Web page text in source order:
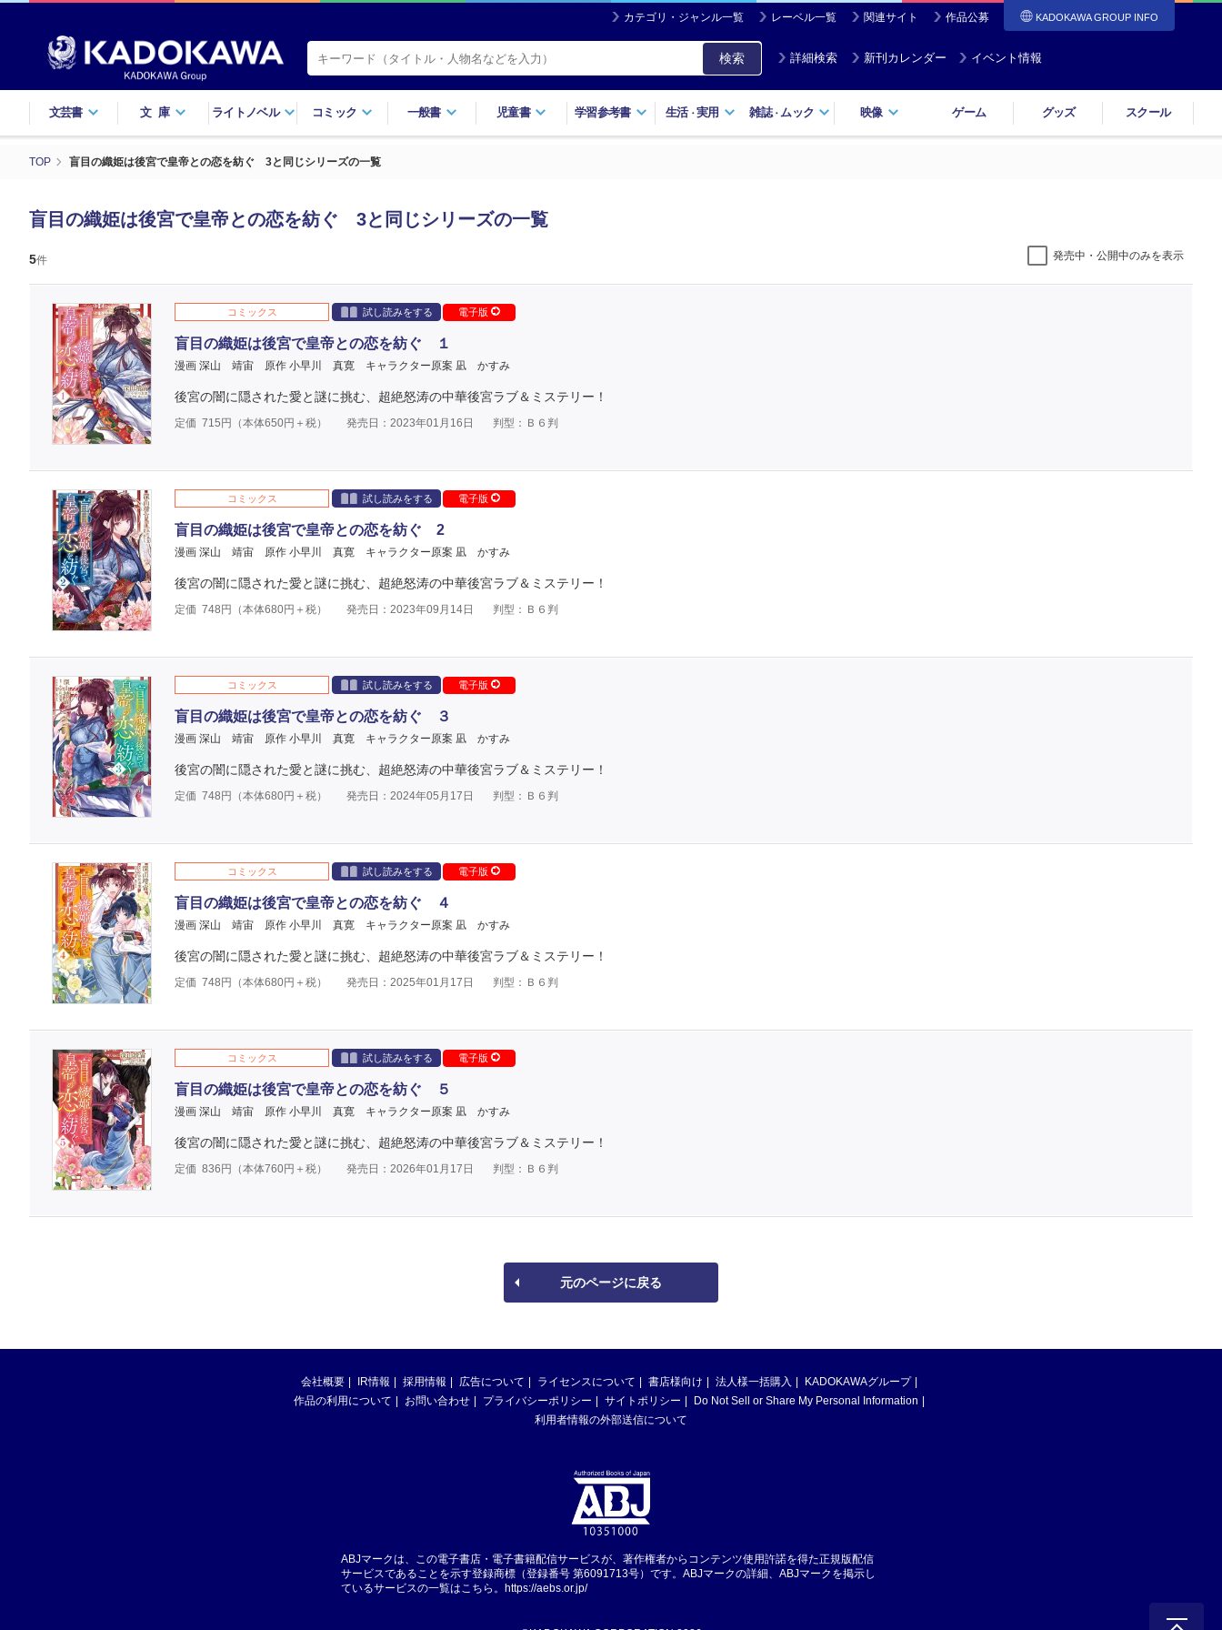
カテゴリ・ジャンル一覧 レーベル一覧 関連サイト 作品公募 KADOKAWA GROUP INFO
検索 詳細検索 新刊カレンダー イベント情報
文芸書 文庫 ライトノベル コミック 一般書 児童書 学習参考書 生活・実用 雑誌・ ムック 映像 ゲーム グッズ スクール
TOP 盲目の織姫は後宮で皇帝との恋を紡ぐ 3と同じシリーズの一覧
盲目の織姫は後宮で皇帝との恋を紡ぐ 3と同じシリーズの一覧
5件 発売中・公開中のみを表示
コミックス 試し読みをする 電子版
盲目の織姫は後宮で皇帝との恋を紡ぐ １
漫画 深山 靖宙 原作 小早川 真寛 キャラクター原案 凪 かすみ
後宮の闇に隠された愛と謎に挑む、超絶怒涛の中華後宮ラブ＆ミステリー！
定価 715 円（本体650円＋税） 発売日：2023年01月16日 判型：Ｂ６判
コミックス 試し読みをする 電子版
盲目の織姫は後宮で皇帝との恋を紡ぐ 2
漫画 深山 靖宙 原作 小早川 真寛 キャラクター原案 凪 かすみ
後宮の闇に隠された愛と謎に挑む、超絶怒涛の中華後宮ラブ＆ミステリー！
定価 748 円（本体680円＋税） 発売日：2023年09月14日 判型：Ｂ６判
コミックス 試し読みをする 電子版
盲目の織姫は後宮で皇帝との恋を紡ぐ ３
漫画 深山 靖宙 原作 小早川 真寛 キャラクター原案 凪 かすみ
後宮の闇に隠された愛と謎に挑む、超絶怒涛の中華後宮ラブ＆ミステリー！
定価 748 円（本体680円＋税） 発売日：2024年05月17日 判型：Ｂ６判
コミックス 試し読みをする 電子版
盲目の織姫は後宮で皇帝との恋を紡ぐ ４
漫画 深山 靖宙 原作 小早川 真寛 キャラクター原案 凪 かすみ
後宮の闇に隠された愛と謎に挑む、超絶怒涛の中華後宮ラブ＆ミステリー！
定価 748 円（本体680円＋税） 発売日：2025年01月17日 判型：Ｂ６判
コミックス 試し読みをする 電子版
盲目の織姫は後宮で皇帝との恋を紡ぐ ５
漫画 深山 靖宙 原作 小早川 真寛 キャラクター原案 凪 かすみ
後宮の闇に隠された愛と謎に挑む、超絶怒涛の中華後宮ラブ＆ミステリー！
定価 836 円（本体760円＋税） 発売日：2026年01月17日 判型：Ｂ６判
元のページに戻る
会社概要 IR情報 採用情報 広告について ライセンスについて 書店様向け 法人様一括購入
KADOKAWAグループ
作品の利用について
お問い合わせ プライバシーポリシー サイトポリシー
Do Not Sell or Share My Personal Information
利用者情報の外部送信について
ABJマークは、この電子書店・電子書籍配信サービスが、著作権者からコンテンツ使用許諾を得た正規版配信
サービスであることを示す登録商標（登録番号 第6091713号）です。ABJマークの詳細、ABJマークを掲示し
ているサービスの一覧はこちら。 https://aebs.or.jp/